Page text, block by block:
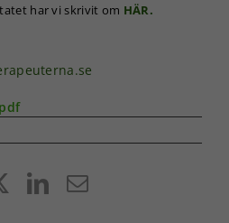
har vi skrivit om HÄR.
LinkedIn
E-